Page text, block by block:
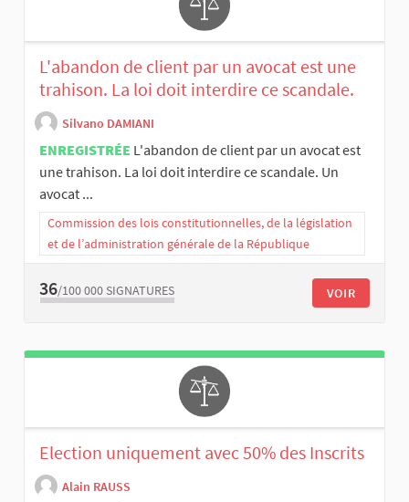
L'abandon de client par un avocat est une
trahison. La loi doit interdire ce scandale.
Silvano DAMIANI
ENREGISTRÉE L'abandon de client par un avocat est
une trahison. La loi doit interdire ce scandale. Un
avocat ...
Commission des lois constitutionnelles, de la législation
et de l’administration générale de la République
36/100 000 SIGNATURES VOIR
Election uniquement avec 50% des Inscrits
Alain RAUSS